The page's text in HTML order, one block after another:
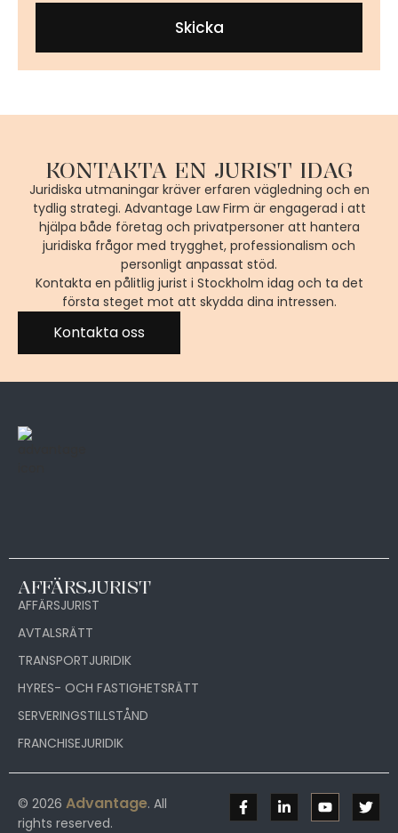
Skicka
KONTAKTA EN JURIST IDAG
Juridiska utmaningar kräver erfaren vägledning och en
tydlig strategi. Advantage Law Firm är engagerad i att
hjälpa både företag och privatpersoner att hantera
juridiska frågor med trygghet, professionalism och
personligt anpassat stöd.
Kontakta en pålitlig jurist i Stockholm idag och ta det
första steget mot att skydda dina intressen.
Kontakta oss
AFFÄRSJURIST
AFFÄRSJURIST
AVTALSRÄTT
TRANSPORTJURIDIK
HYRES- OCH FASTIGHETSRÄTT
SERVERINGSTILLSTÅND
FRANCHISEJURIDIK
© 2026 Advantage. All
rights reserved.